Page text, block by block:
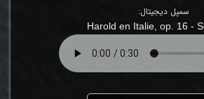
سمپل دیجیتال:
Harold en Italie, op. 16 -